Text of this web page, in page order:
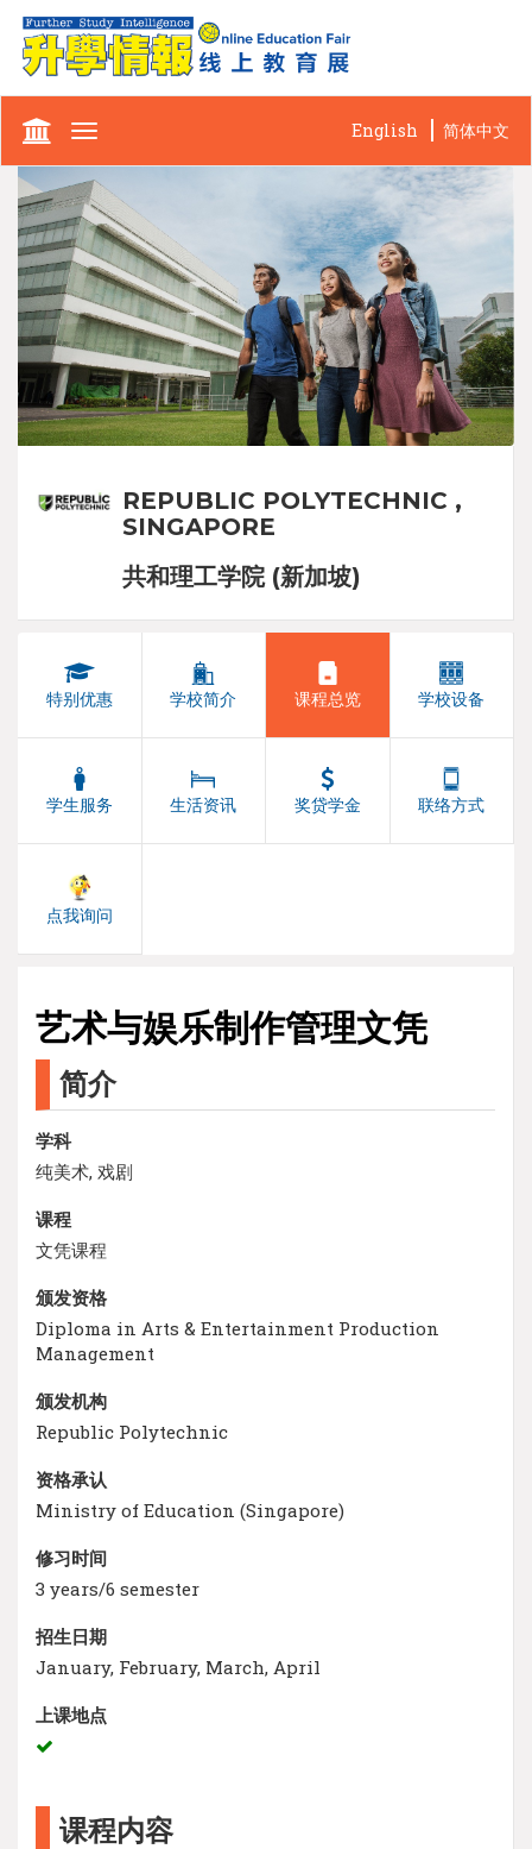
Toggle
English 简体中文
REPUBLIC POLYTECHNIC ,
SINGAPORE
共和理工学院 (新加坡)
特别优惠 学校简介 课程总览 学校设备
学生服务 生活资讯 奖贷学金 联络方式
点我询问
艺术与娱乐制作管理文凭
简介
学科
纯美术, 戏剧
课程
文凭课程
颁发资格
Diploma in Arts & Entertainment Production
Management
颁发机构
Republic Polytechnic
资格承认
Ministry of Education (Singapore)
修习时间
3 years/6 semester
招生日期
January, February, March, April
上课地点
课程内容